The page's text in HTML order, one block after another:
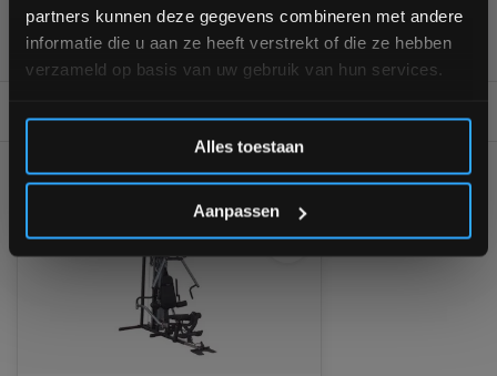
partners kunnen deze gegevens combineren met andere
informatie die u aan ze heeft verstrekt of die ze hebben
verzameld op basis van uw gebruik van hun services.
Alles toestaan
Aanpassen
355 customers give us a 4,7 /5 at
GERELATEERDE PRODUCTEN
Inschrijven
*Verzendkosten vallen buiten de korting